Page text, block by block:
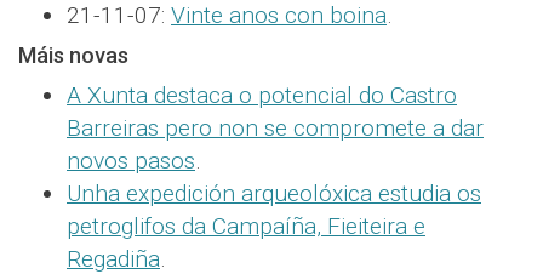
21-11-07: Vinte anos con boina.
Máis novas
A Xunta destaca o potencial do Castro
Barreiras pero non se compromete a dar
novos pasos.
Unha expedición arqueolóxica estudia os
petroglifos da Campaíña, Fieiteira e
Regadiña.